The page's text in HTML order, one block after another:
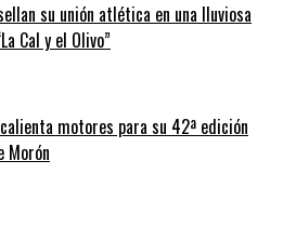
su unión atlética en una lluviosa
Cal y el Olivo”
motores para su 42ª edición
Morón